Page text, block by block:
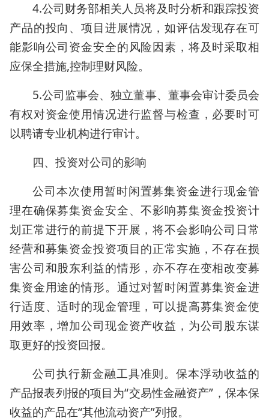
4.公司财务部相关人员将及时分析和跟踪投资
产品的投向、项目进展情况，如评估发现存在可
能影响公司资金安全的风险因素，将及时采取相
应保全措施,控制理财风险。
5.公司监事会、独立董事、董事会审计委员会
有权对资金使用情况进行监督与检查，必要时可
以聘请专业机构进行审计。
四、投资对公司的影响
公司本次使用暂时闲置募集资金进行现金管
理在确保募集资金安全、不影响募集资金投资计
划正常进行的前提下开展，将不会影响公司日常
经营和募集资金投资项目的正常实施，不存在损
害公司和股东利益的情形，亦不存在变相改变募
集资金用途的情形。通过对暂时闲置募集资金进
行适度、适时的现金管理，可以提高募集资金使
用效率，增加公司现金资产收益，为公司股东谋
取更好的投资回报。
公司执行新金融工具准则。保本浮动收益的
产品报表列报的项目为“交易性金融资产”，保本保
收益的产品在“其他流动资产”列报。